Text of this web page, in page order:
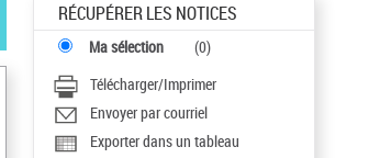
RÉCUPÉRER LES NOTICES
Ma sélection (0)
Télécharger/Imprimer
Envoyer par courriel
Exporter dans un tableau